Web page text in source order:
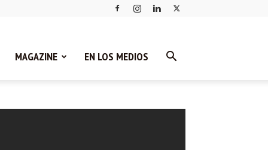
MAGAZINE EN LOS MEDIOS